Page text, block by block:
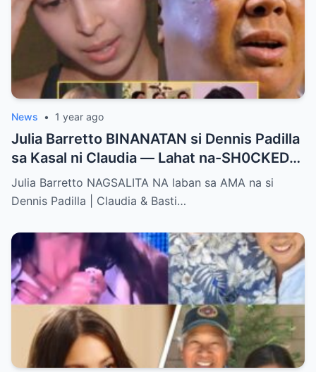
News • 1 year ago
Julia Barretto BINANATAN si Dennis Padilla
sa Kasal ni Claudia — Lahat na-SH0CKED
sa Mga Binitawang Salita Niya!
Julia Barretto NAGSALITA NA laban sa AMA na si
Dennis Padilla | Claudia & Basti…